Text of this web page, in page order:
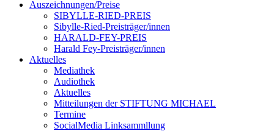
Auszeichnungen/Preise
SIBYLLE-RIED-PREIS
Sibylle-Ried-Preisträger/innen
HARALD-FEY-PREIS
Harald Fey-Preisträger/innen
Aktuelles
Mediathek
Audiothek
Aktuelles
Mitteilungen der STIFTUNG MICHAEL
Termine
SocialMedia Linksammllung